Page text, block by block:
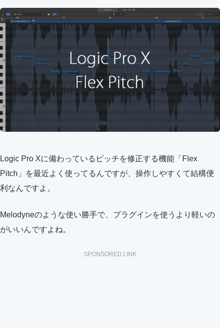
Logic Pro Xに備わっているピッチを修正する機能「Flex
Pitch」を最近よく使ってるんですが、操作しやすくて結構便
利なんですよ。
Melodyneのような使い勝手で、プラグインを使うより軽いの
がいいんですよね。
SPONSORED LINK